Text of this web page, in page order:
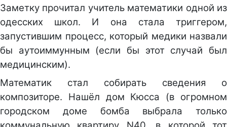
Заметку прочитал учитель математики одной из
одесских школ. И она стала триггером,
запустившим процесс, который медики назвали
бы аутоиммунным (если бы этот случай был
медицинским).
Математик стал собирать сведения о
композиторе. Нашёл дом Кюсса (в огромном
городском доме бомба выбрала только